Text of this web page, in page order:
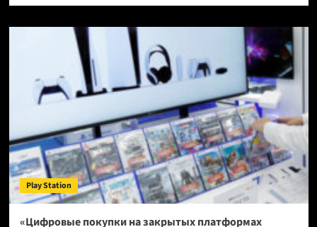
Звезда
сериала
«Очень
странные
дела»
Милли
Браун
оказалась
поклонницей
Grand
Theft
Auto
Play Station
«Цифровые покупки на закрытых платформах